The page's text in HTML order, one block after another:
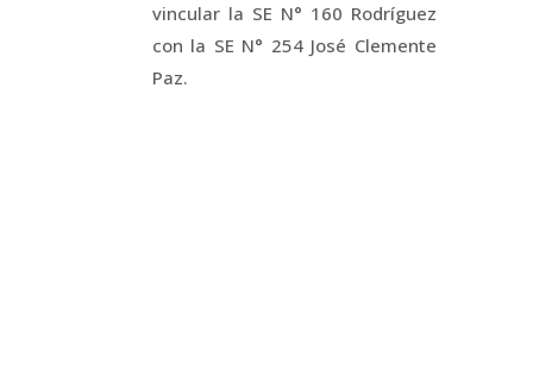
vincular la SE N° 160 Rodríguez
con la SE N° 254 José Clemente
Paz.